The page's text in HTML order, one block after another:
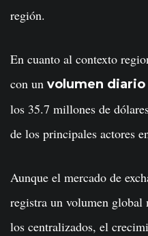
región.
En cuanto al contexto
con un volumen
los 35.7 millones de
de los principales actores
Aunque el mercado de
registra un volumen global
los centralizados, el